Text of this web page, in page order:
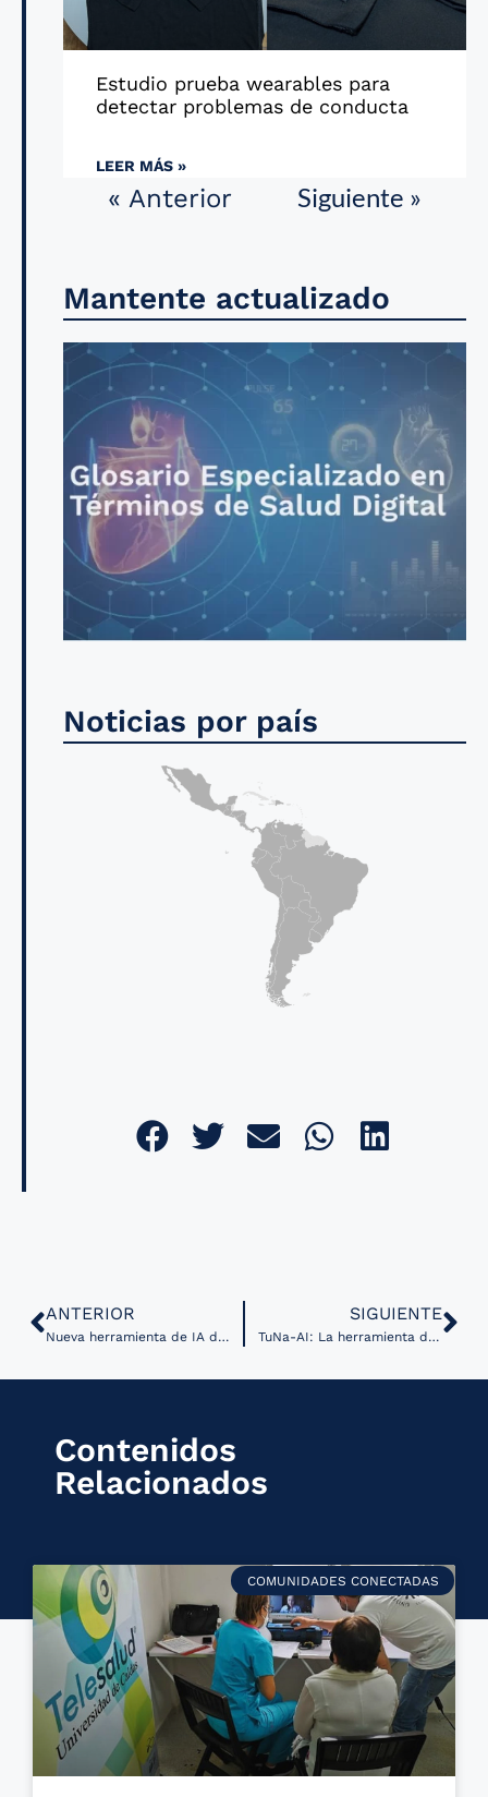
Estudio prueba wearables para
detectar problemas de conducta
LEER MÁS »
« Anterior Siguiente »
Mantente actualizado
Noticias por país
ANTERIOR
Nueva herramienta de IA detecta lesiones cerebrales asociadas a epilepsia infantil
SIGUIENTE
TuNa-AI: La herramienta de IA para diseñar nanopartículas que mejoran la administración de fármacos
Contenidos
Relacionados
COMUNIDADES CONECTADAS